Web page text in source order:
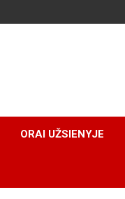
ORAI UŽSIENYJE